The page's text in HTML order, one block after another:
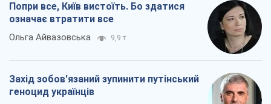
Попри все, Київ вистоїть. Бо здатися
означає втратити все
Ольга Айвазовська 9,9 т.
Захід зобов'язаний зупинити путінський
геноцид українців